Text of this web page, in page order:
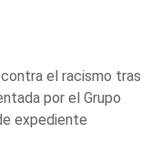
el racismo tras
por el Grupo
expediente